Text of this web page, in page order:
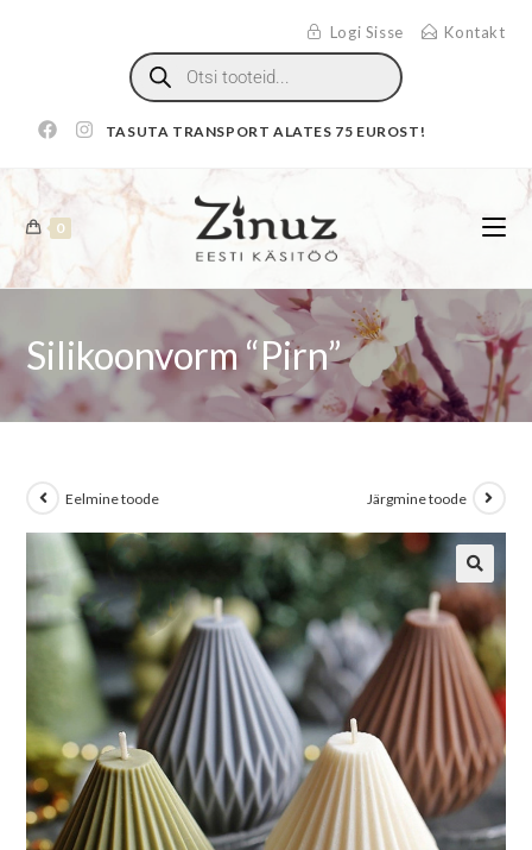
Logi Sisse Kontakt
TASUTA TRANSPORT ALATES 75 EUROST!
0
Silikoonvorm “Pirn”
Eelmine toode Järgmine toode